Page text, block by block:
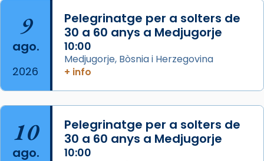
de Barcelona.
2 weeks ago
Aquest dilluns, 27 de juliol, ha tingut lloc la
missa d’acció de gràcies en agraïment al
comitè organitzador de la visita apostòlica
del Sant Pare Lleó XIV a Barcelona, i als
col·laboradors, a la Catedral de Barcelona.
L’arquebisbe de Barcelona, el cardenal Joan
Josep Omella, ha presidit la missa i l’ha
9
ago.
2026
Pelegrinatge per a solters de
30 a 60 anys a Medjugorje
10:00
Medjugorje, Bòsnia i Herzegovina
+ info
10
ago.
Pelegrinatge per a solters de
30 a 60 anys a Medjugorje
10:00